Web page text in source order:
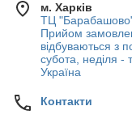
м. Харків
ТЦ
Прийом
відбуваються з
субота, неділя -
Україна
Контакти